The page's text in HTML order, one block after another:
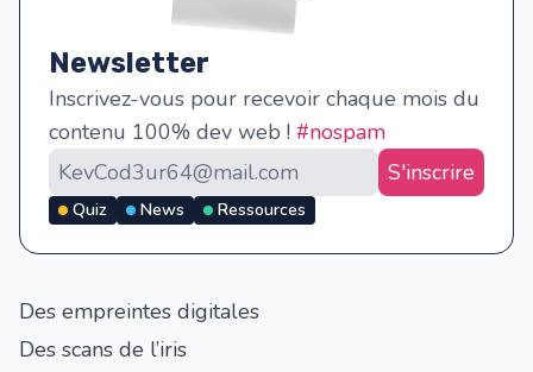
Newsletter
Inscrivez-vous pour recevoir chaque mois du
contenu 100% dev web ! #nospam
S'inscrire
Quiz News Ressources
Des empreintes digitales
Des scans de l’iris